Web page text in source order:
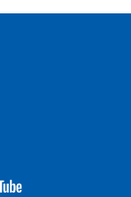
youtube-